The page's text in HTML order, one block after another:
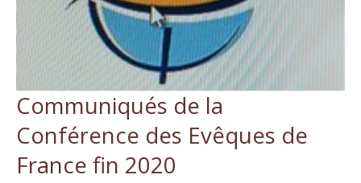
Communiqués de la
Conférence des Evêques de
France fin 2020